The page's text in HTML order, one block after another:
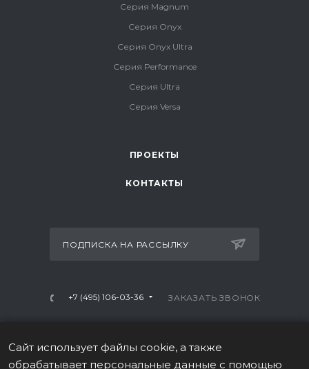
Серия Magnum
Серия Onyx
Серия Onyx Ultra
Серия Performance
Серия Ultra
Серия Versa
ПРОЕКТЫ
КОНТАКТЫ
ПОДПИСКА НА РАССЫЛКУ
+7 (495) 106-03-36 ЗАКАЗАТЬ ЗВОНОК
г. Москва, Варшавское ш., 28А, 1 этаж
Сайт использует файлы cookie, а также
обрабатывает персональные данные с помощью